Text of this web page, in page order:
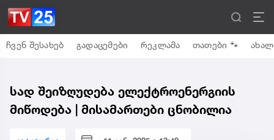
ჩვენ შესახებ გადაცემები რეკლამა თათები 🐾
სად შეიზღუდება ელექტროენერგიის
მიწოდება | მისამართები ცნობილია